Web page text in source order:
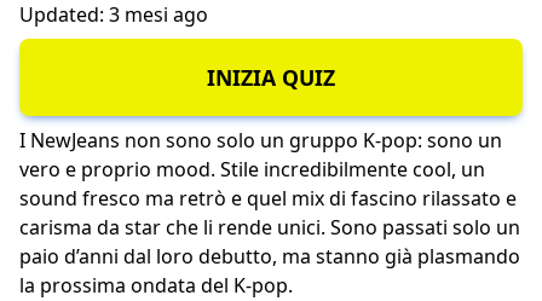
Updated: 3 mesi ago
INIZIA QUIZ
I NewJeans non sono solo un gruppo K‑pop: sono un
vero e proprio mood. Stile incredibilmente cool, un
sound fresco ma retrò e quel mix di fascino rilassato e
carisma da star che li rende unici. Sono passati solo un
paio d’anni dal loro debutto, ma stanno già plasmando
la prossima ondata del K‑pop.